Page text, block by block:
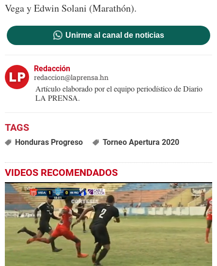
Vega y Edwin Solani (Marathón).
Unirme al canal de noticias
Redacción
redaccion@laprensa.hn
Artículo elaborado por el equipo periodístico de Diario
LA PRENSA.
Honduras Progreso Torneo Apertura 2020
VIDEOS RECOMENDADOS